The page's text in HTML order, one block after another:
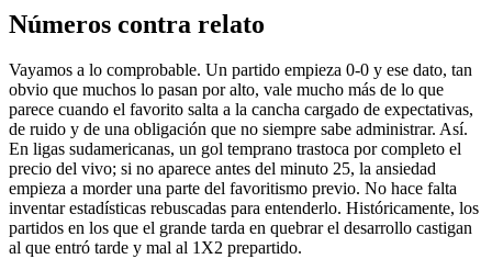
Números contra relato
Vayamos a lo comprobable. Un partido empieza 0-0 y ese dato, tan
obvio que muchos lo pasan por alto, vale mucho más de lo que
parece cuando el favorito salta a la cancha cargado de expectativas,
de ruido y de una obligación que no siempre sabe administrar. Así.
En ligas sudamericanas, un gol temprano trastoca por completo el
precio del vivo; si no aparece antes del minuto 25, la ansiedad
empieza a morder una parte del favoritismo previo. No hace falta
inventar estadísticas rebuscadas para entenderlo. Históricamente, los
partidos en los que el grande tarda en quebrar el desarrollo castigan
al que entró tarde y mal al 1X2 prepartido.